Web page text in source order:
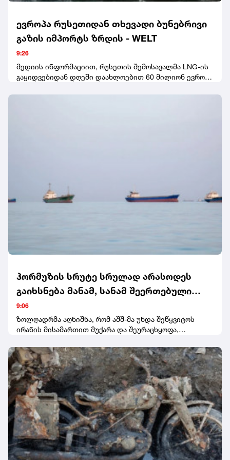
ევროპა რუსეთიდან თხევადი ბუნებრივი
გაზის იმპორტს ზრდის - WELT
9:26
მედიის ინფორმაციით, რუსეთის შემოსავალმა LNG-ის
გაყიდვებიდან დღეში დაახლოებით 60 მილიონ ევროს
მსხვილი იმპორტიორი იყო.WELT-ის ცნობითვე, ივნისში
ჰორმუზის სრუტე სრულად არასოდეს
გაიხსნება მანამ, სანამ შეერთებული
შტატები თავის ქცევას არ გამოასწორებს
- ირანის უსაფრთხოების სამსახურის
ხელმძღვანელი
9:06
ზოლღადრმა აღნიშნა, რომ აშშ-მა უნდა შეწყვიტოს
ირანის მისამართით მუქარა და შეურაცხყოფა,
რეგიონული მოკავშირეების წინააღმდეგ, გაიყვანოს
ირანის ბლოკადაში ჩართული საზღვაო და საჰაერო
ძალები, გადაუხადოს ირანს კომპენსაცია ბოლო
კონფლიქტის დროს მიყენებული ზარალისთვის,
მოხსნას სანქციები და გაათავისუფლოს ირანული
აქტივები.